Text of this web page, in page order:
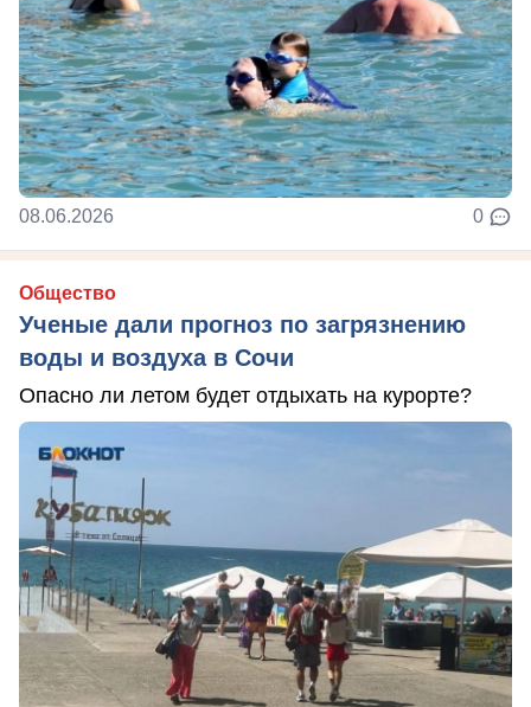
08.06.2026 0
Общество
Ученые дали прогноз по загрязнению
воды и воздуха в Сочи
Опасно ли летом будет отдыхать на курорте?